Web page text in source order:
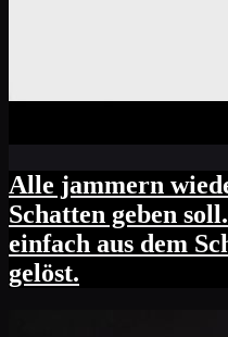
Alle jammern
Schatten geben
einfach aus dem
gelöst.